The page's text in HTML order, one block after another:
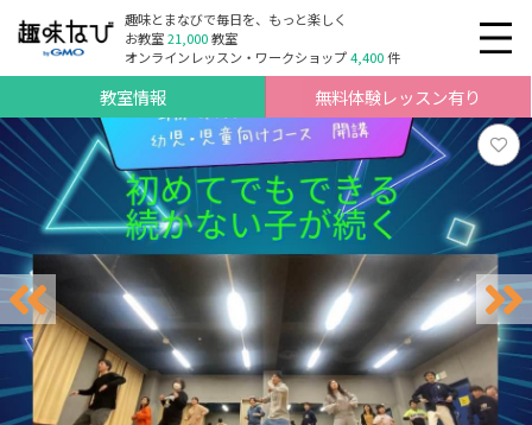
趣味とまなびで毎日を、もっと楽しく
お教室21,000教室
オンラインレッスン・ワークショップ4,400件
教室情報 無料体験レッスン有り